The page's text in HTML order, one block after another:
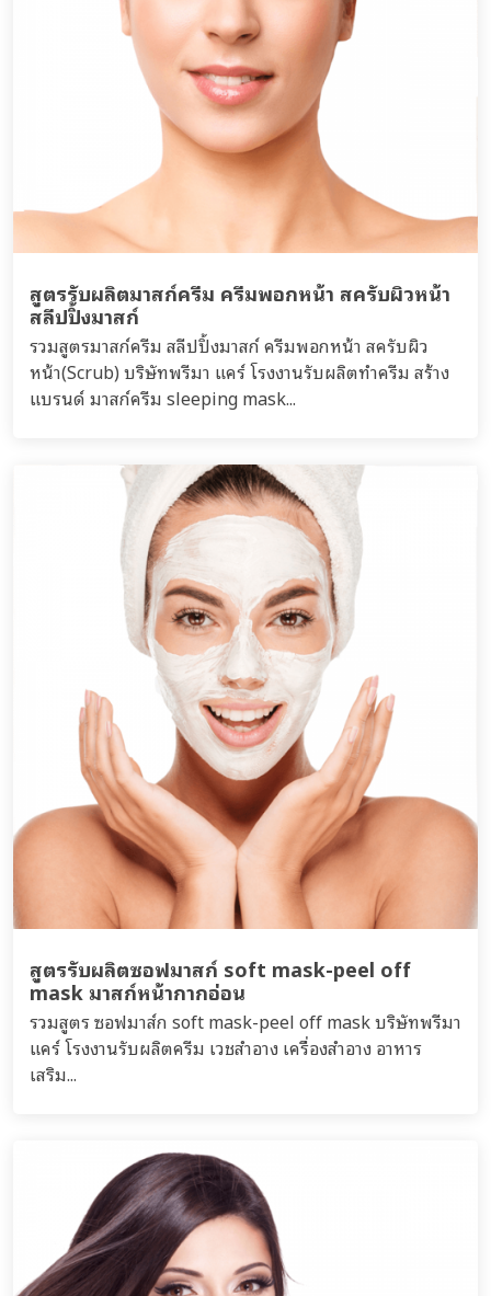
สูตรรับผลิตมาสก์ครีม ครีมพอกหน้า สครับผิวหน้า
สลีปปิ้งมาสก์
รวมสูตรมาสก์ครีม สลีปปิ้งมาสก์ ครีมพอกหน้า สครับผิว
หน้า(Scrub) บริษัทพรีมา แคร์ โรงงานรับผลิตทำครีม สร้าง
แบรนด์ มาสก์ครีม sleeping mask...
สูตรรับผลิตซอฟมาสก์ soft mask-peel off
mask มาสก์หน้ากากอ่อน
รวมสูตร ซอฟมาส์ก soft mask-peel off mask บริษัทพรีมา
แคร์ โรงงานรับผลิตครีม เวชสำอาง เครื่องสำอาง อาหาร
เสริม...